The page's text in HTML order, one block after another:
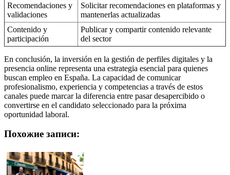
Recomendaciones y
validaciones
Solicitar recomendaciones en plataformas y
mantenerlas actualizadas
Contenido y
participación
Publicar y compartir contenido relevante
del sector
En conclusión, la inversión en la gestión de perfiles digitales y la
presencia online representa una estrategia esencial para quienes
buscan empleo en España. La capacidad de comunicar
profesionalismo, experiencia y competencias a través de estos
canales puede marcar la diferencia entre pasar desapercibido o
convertirse en el candidato seleccionado para la próxima
oportunidad laboral.
Похожие записи: